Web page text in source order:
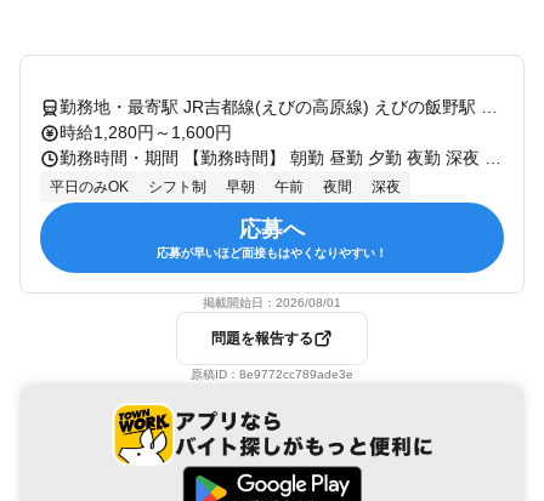
時給1,280円～1,600円
平日のみOK シフト制 早朝 午前 夜間 深夜
応募へ
応募が早いほど面接もはやくなりやすい！
掲載開始日： 2026/08/01
問題を報告する
原稿ID： 8e9772cc789ade3e